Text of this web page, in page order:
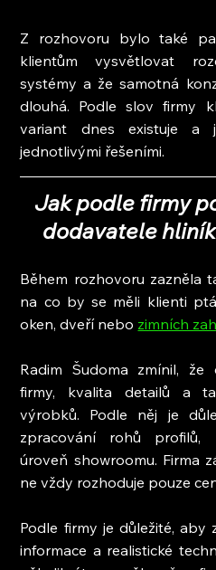
Z rozhovoru bylo také
klientům vysvětlovat
systémy a že samotná
dlouhá. Podle slov firmy
variant dnes existuje a
jednotlivými řešeními.
Jak podle firmy
dodavatele
Během rozhovoru zazněla
na co by se měli klienti
oken, dveří nebo zimních
Radim Šudoma zmínil, že
firmy, kvalita detailů a
výrobků. Podle něj je
zpracování rohů profilů,
úroveň showroomu. Firma
ne vždy rozhoduje pouze
Podle firmy je důležité, aby
informace a realistické